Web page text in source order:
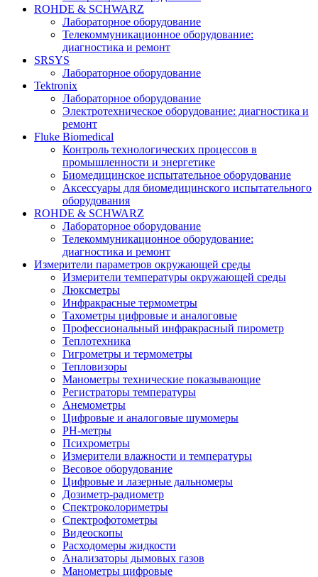
ROHDE & SCHWARZ
Лабораторное оборудование
Телекоммуникационное оборудование:
диагностика и ремонт
SRSYS
Лабораторное оборудование
Tektronix
Лабораторное оборудование
Электротехническое оборудование: диагностика и
ремонт
Fluke Biomedical
Контроль технологических процессов в
промышленности и энергетике
Биомедицинское испытательное оборудование
Аксессуары для биомедицинского испытательного
оборудования
ROHDE & SCHWARZ
Лабораторное оборудование
Телекоммуникационное оборудование:
диагностика и ремонт
Измерители параметров окружающей среды
Измерители температуры окружающей среды
Люксметры
Инфракрасные термометры
Тахометры цифровые и аналоговые
Профессиональный инфракрасный пирометр
Теплотехника
Гигрометры и термометры
Тепловизоры
Манометры технические показывающие
Регистраторы температуры
Анемометры
Цифровые и аналоговые шумомеры
PH-метры
Психрометры
Измерители влажности и температуры
Весовое оборудование
Цифровые и лазерные дальномеры
Дозиметр-радиометр
Спектроколориметры
Спектрофотометры
Видеоскопы
Расходомеры жидкости
Анализаторы дымовых газов
Манометры цифровые